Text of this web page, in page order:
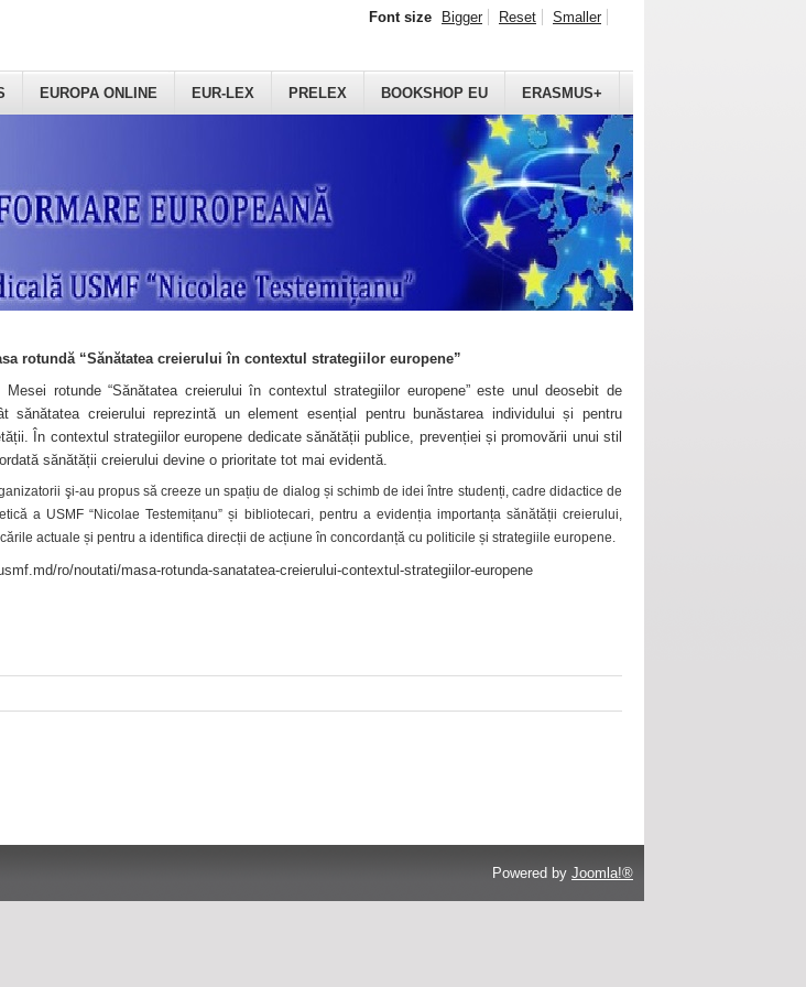
EUROPA ONLINE EUR-LEX PRELEX BOOKSHOP EU ERASMUS+
Font size Bigger Reset Smaller
rotundă “Sănătatea creierului în contextul strategiilor europene”
rotunde “Sănătatea creierului în contextul strategiilor europene” este unul deosebit de
sănătatea creierului reprezintă un element esențial pentru bunăstarea individului și pentru
În contextul strategiilor europene dedicate sănătății publice, prevenției și promovării unui stil
sănătății creierului devine o prioritate tot mai evidentă.
şi-au propus să creeze un spațiu de dialog și schimb de idei între studenți, cadre didactice de
a USMF “Nicolae Testemițanu” și bibliotecari, pentru a evidenția importanța sănătății creierului,
actuale și pentru a identifica direcții de acțiune în concordanță cu politicile și strategiile europene.
ro/noutati/masa-rotunda-sanatatea-creierului-contextul-strategiilor-europene
Powered by Joomla!®